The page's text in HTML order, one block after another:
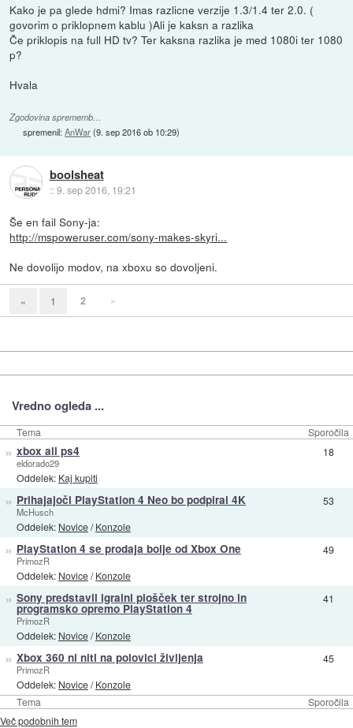
Kako je pa glede hdmi? Imas razlicne verzije 1.3/1.4 ter 2.0. (
govorim o priklopnem kablu )Ali je kaksn a razlika
Če priklopis na full HD tv? Ter kaksna razlika je med 1080i ter 1080
p?
Hvala
Zgodovina sprememb…
spremenil:AnWar(9. sep 2016 ob 10:29)
boolsheat
::9. sep 2016, 19:21
Še en fail Sony-ja:
http://mspoweruser.com/sony-makes-skyri...
Ne dovolijo modov, na xboxu so dovoljeni.
« 1 2 »
Vredno ogleda ...
Tema Sporočila
Tema Sporočila
» xbox ali ps4
eldorado29
Oddelek: Kaj kupiti
18
» Prihajajoči PlayStation 4 Neo bo podpiral 4K
McHusch
Oddelek: Novice/Konzole
53
» PlayStation 4 se prodaja bolje od Xbox One
PrimozR
Oddelek: Novice/Konzole
49
» Sony predstavil igralni plošček ter strojno in
programsko opremo PlayStation 4
PrimozR
Oddelek: Novice/Konzole
41
» Xbox 360 ni niti na polovici življenja
PrimozR
Oddelek: Novice/Konzole
45
Več podobnih tem